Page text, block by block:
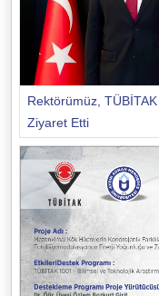
Rektörümüz, TÜBİTAK
Ziyaret Etti